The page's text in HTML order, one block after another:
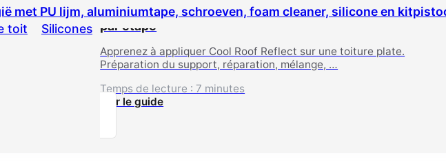
toit Silicones
Appliquer Cool Roof Reflect sur toiture plate : guide étape
par étape
Apprenez à appliquer Cool Roof Reflect sur une toiture plate.
Préparation du support, réparation, mélange, …
Temps de lecture : 7 minutes
Voir le guide